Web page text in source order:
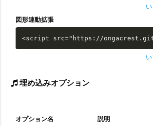
図形連動拡張
<script src="https://
埋め込みオプション
オプション名 説明